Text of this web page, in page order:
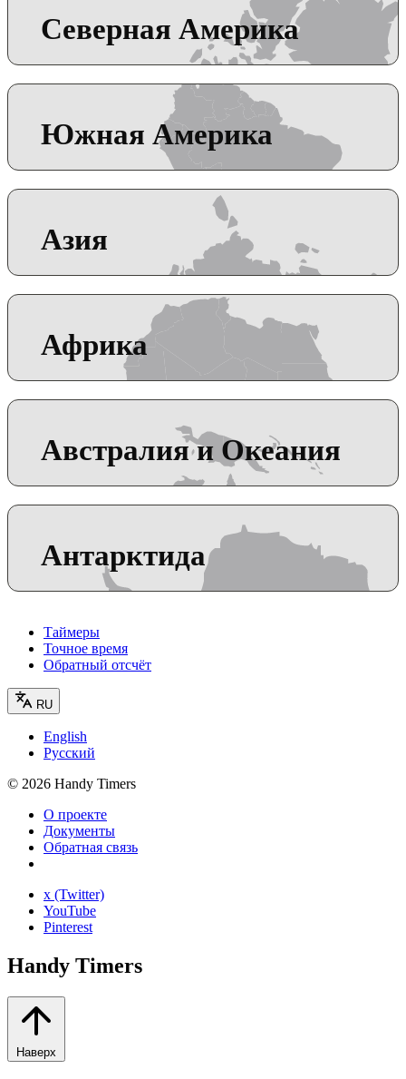
Северная Америка
Южная Америка
Азия
Африка
Австралия и Океания
Антарктида
Таймеры
Точное время
Обратный отсчёт
RU
English
Русский
© 2026 Handy Timers
О проекте
Документы
Обратная связь
x (Twitter)
YouTube
Pinterest
Handy Timers
Наверх